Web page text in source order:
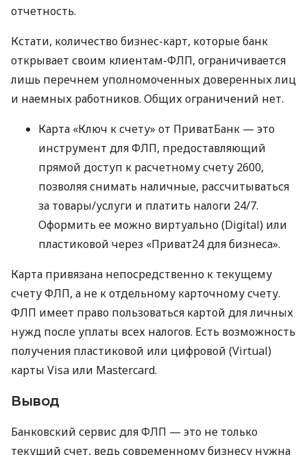
отчетность.
Кстати, количество бизнес-карт, которые банк
открывает своим клиентам-ФЛП, ограничивается
лишь перечнем уполномоченных доверенных лиц
и наемных работников. Общих ограничений нет.
Карта «Ключ к счету» от ПриватБанк — это
инструмент для ФЛП, предоставляющий
прямой доступ к расчетному счету 2600,
позволяя снимать наличные, рассчитываться
за товары/услуги и платить налоги 24/7.
Оформить ее можно виртуально (Digital) или
пластиковой через «Приват24 для бизнеса».
Карта привязана непосредственно к текущему
счету ФЛП, а не к отдельному карточному счету.
ФЛП имеет право пользоваться картой для личных
нужд после уплаты всех налогов. Есть возможность
получения пластиковой или цифровой (Virtual)
карты Visa или Mastercard.
Вывод
Банковский сервис для ФЛП — это не только
текущий счет, ведь современному бизнесу нужна